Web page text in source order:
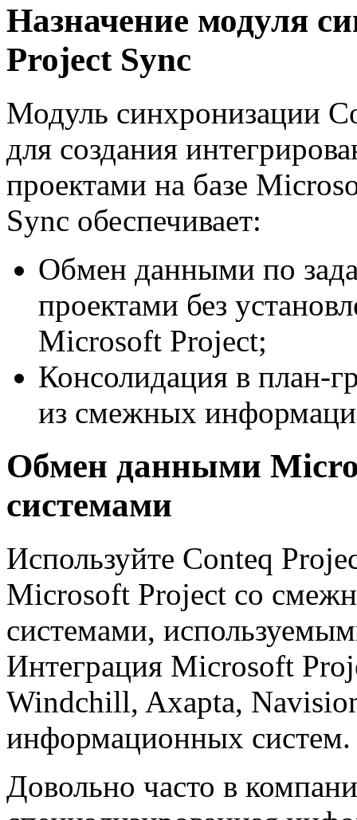
Назначение модуля
Project Sync
Модуль синхронизации
для создания
проектами на базе
Sync обеспечивает:
Обмен данными по
проектами без
Microsoft Project;
Консолидация в план-
из смежных
Обмен данными
системами
Используйте Conteq
Microsoft Project со
системами,
Интеграция Microsoft
Windchill, Axapta,
информационных систем.
Довольно часто в